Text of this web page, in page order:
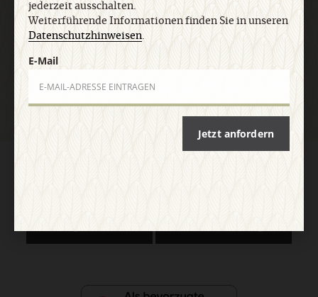
jederzeit ausschalten.
Weiterführende Informationen finden Sie in unseren
Datenschutzhinweisen.
E-Mail
Jetzt anfordern